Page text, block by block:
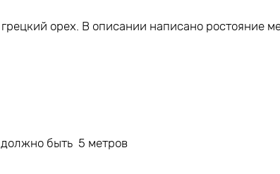
орех. В описании написано ростояние
быть 5 метров